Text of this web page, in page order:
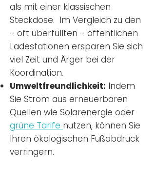
als mit einer klassischen
Steckdose. Im Vergleich zu den
- oft überfüllten - öffentlichen
Ladestationen ersparen Sie sich
viel Zeit und Ärger bei der
Koordination.
Umweltfreundlichkeit: Indem
Sie Strom aus erneuerbaren
Quellen wie Solarenergie oder
grüne Tarife nutzen, können Sie
Ihren ökologischen Fußabdruck
verringern.